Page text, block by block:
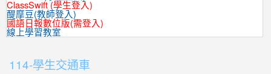
ClassSwift (學生登入)
醍摩豆(教師登入)
國語日報數位版(需登入)
線上學習教室
114-學生交通車